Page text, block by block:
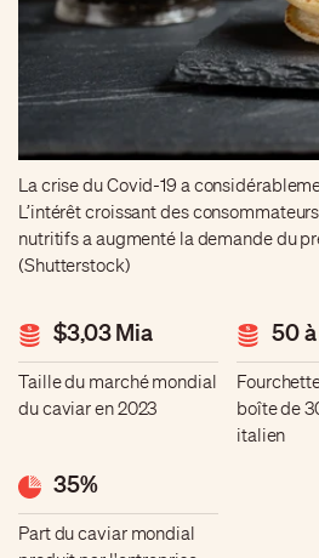
La crise du Covid-19 a
L’intérêt croissant des
nutritifs a augmenté la demande du
(Shutterstock)
$3,03 Mia
Taille du marché mondial
du caviar en 2023
50
boîte de
italien
35%
Part du caviar mondial